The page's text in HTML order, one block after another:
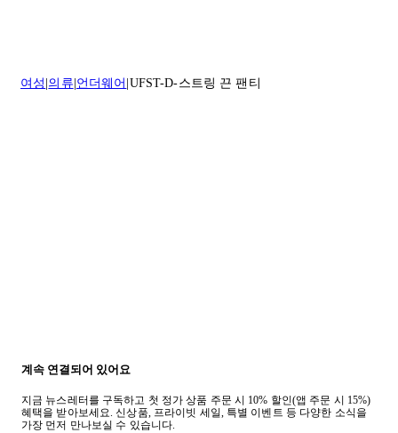
여성 의류 언더웨어 UFST-D-스트링 끈 팬티
계속 연결되어 있어요
지금 뉴스레터를 구독하고 첫 정가 상품 주문 시 10% 할인(앱 주문 시 15%)
혜택을 받아보세요. 신상품, 프라이빗 세일, 특별 이벤트 등 다양한 소식을
가장 먼저 만나보실 수 있습니다.